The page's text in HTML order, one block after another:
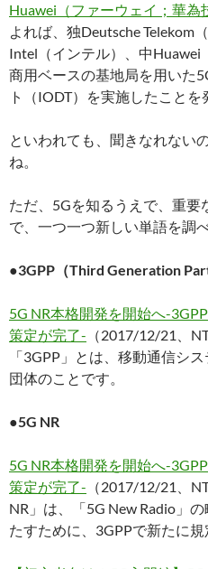
Huawei（ファーウェイ；華為
よれば、独Deutsche Telekom
Intel（インテル）、中Huawei
商用ベースの基地局を用いた
ト（IODT）を実施したことを
といわれても、聞きなれない
ね。
ただ、5Gを知るうえで、重
で、一つ一つ新しい単語を調
●3GPP（Third Generation
5G NR本格開発を開始へ-
策定が完了- （2017/12/21、
「3GPP」とは、移動通信シ
団体のことです。
●5G NR
5G NR本格開発を開始へ-
策定が完了- （2017/12/21、
NR」は、「5G New Radio」
たすために、3GPPで新たに規